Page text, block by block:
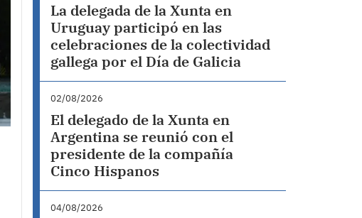
La delegada de la Xunta en
Uruguay participó en las
celebraciones de la colectividad
gallega por el Día de Galicia
02/08/2026
El delegado de la Xunta en
Argentina se reunió con el
presidente de la compañía
Cinco Hispanos
04/08/2026